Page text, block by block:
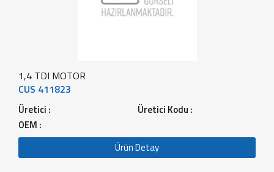
1,4 TDI MOTOR
CUS 411823
Üretici :
Üretici Kodu :
OEM :
Ürün Detay